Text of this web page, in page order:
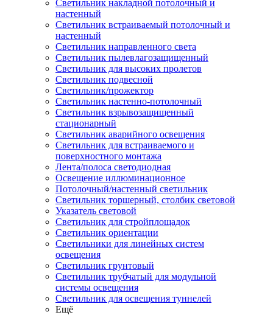
Светильник накладной потолочный и
настенный
Светильник встраиваемый потолочный и
настенный
Светильник направленного света
Светильник пылевлагозащищенный
Светильник для высоких пролетов
Светильник подвесной
Светильник/прожектор
Светильник настенно-потолочный
Светильник взрывозащищенный
стационарный
Светильник аварийного освещения
Светильник для встраиваемого и
поверхностного монтажа
Лента/полоса светодиодная
Освещение иллюминационное
Потолочный/настенный светильник
Светильник торшерный, столбик световой
Указатель световой
Светильник для стройплощадок
Светильник ориентации
Светильники для линейных систем
освещения
Светильник грунтовый
Светильник трубчатый для модульной
системы освещения
Светильник для освещения туннелей
Ещё